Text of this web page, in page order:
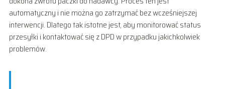
automatyczny i nie można go zatrzymać bez wcześniejszej
interwencji. Dlatego tak istotne jest, aby monitorować status
przesyłki i kontaktować się z DPD w przypadku jakichkolwiek
problemów.